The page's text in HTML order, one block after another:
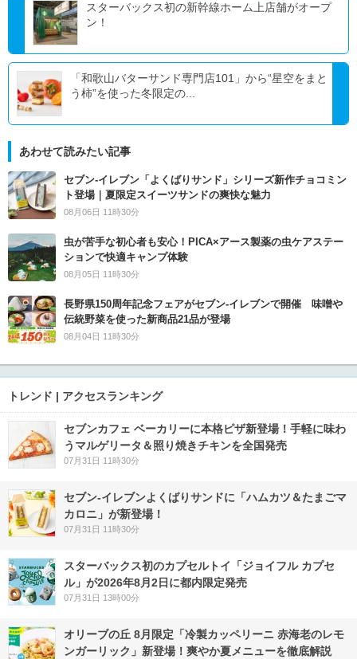
スターバックス初の新幹線ホーム上店舗がオープ
ン！
「和歌山バターサンド専門店101」から“星空をまと
う柿”を使った冬限定の...
あわせて読みたい記事
セブン‐イレブン「よくばりサンド」シリーズ新作チョコミン
ト登場｜夏限定スイーツサンドの爽快な魅力
08月06日 11時30分
虫が苦手な初心者も安心！PICA×アース製薬の虫ケアステー
ションで快適キャンプ体験
08月05日 11時30分
長野県150周年記念フェアがセブン-イレブンで開催 味噌や
伝統野菜を使った新商品21品が登場
08月04日 11時30分
トレンド | アクセスランキング
セブンカフェ ベーカリーに本格ピザ新登場！手軽に味わ
うマルゲリータ＆照り焼きチキンを全国発売
07月31日 11時30分
セブン‐イレブンよくばりサンドに「ハムカツ＆たまごマ
カロニ」が新登場！
07月31日 11時30分
スターバックス初のカプセルトイ「ジョイフル カプセ
ル」が2026年8月2日に都内限定発売
07月31日 13時00分
オリーブの丘 8月限定「冷製カッペリーニ 赤海老のレモ
ンガーリック」新登場！爽やか夏メニューを徹底解説